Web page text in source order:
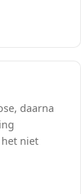
daarna
niet